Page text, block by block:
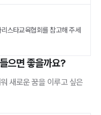
스타교육협회를 참고해 주세
으면 좋을까요?
새로운 꿈을 이루고 싶은